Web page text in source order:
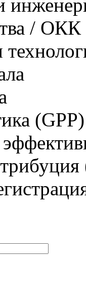
/ ОКК
(GPP)